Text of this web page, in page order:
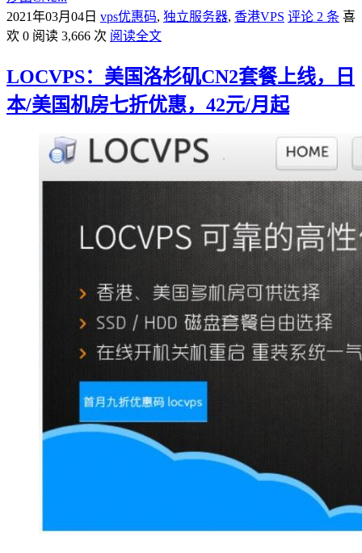
2021年03月04日 vps优惠码, 独立服务器, 香港VPS 评论 2 条 喜
欢 0 阅读 3,666 次 阅读全文
LOCVPS：美国洛杉矶CN2套餐上线，日
本/美国机房七折优惠，42元/月起